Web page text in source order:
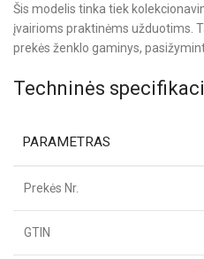
Šis modelis tinka tiek
įvairioms praktinėms užduotims.
prekės ženklo gaminys,
Techninės
PARAMETRAS
Prekės Nr.
GTIN